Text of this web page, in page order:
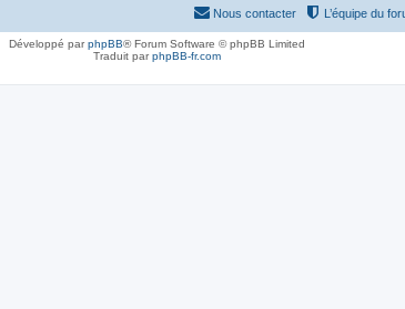
L’équipe du
Nous contacter
Développé parphpBB® Forum Software © phpBB Limited
Traduit parphpBB-fr.com